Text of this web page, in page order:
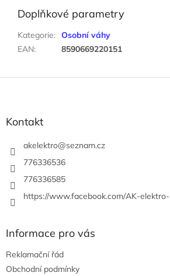
Doplňkové parametry
Kategorie: Osobní váhy
EAN: 8590669220151
Z
Kontakt
akelektro@seznam.cz
776336536
776336585
https://www.facebook.com/AK-
Informace pro vás
Reklamační řád
Obchodní podmínky